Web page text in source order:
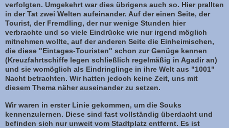
verfolgten. Umgekehrt war dies übrigens auch so. Hier prallten
in der Tat zwei Welten aufeinander. Auf der einen Seite, der
Tourist, der Fremdling, der nur wenige Stunden hier
verbrachte und so viele Eindrücke wie nur irgend möglich
mitnehmen wollte, auf der anderen Seite die Einheimischen,
die diese "Eintages-Touristen" schon zur Genüge kennen
(Kreuzfahrtschiffe legen schließlich regelmäßig in Agadir an)
und sie womöglich als Eindringlinge in ihre Welt aus "1001"
Nacht betrachten. Wir hatten jedoch keine Zeit, uns mit
diesem Thema näher auseinander zu setzen.
Wir waren in erster Linie gekommen, um die Souks
kennenzulernen. Diese sind fast vollständig überdacht und
befinden sich nur unweit vom Stadtplatz entfernt. Es ist